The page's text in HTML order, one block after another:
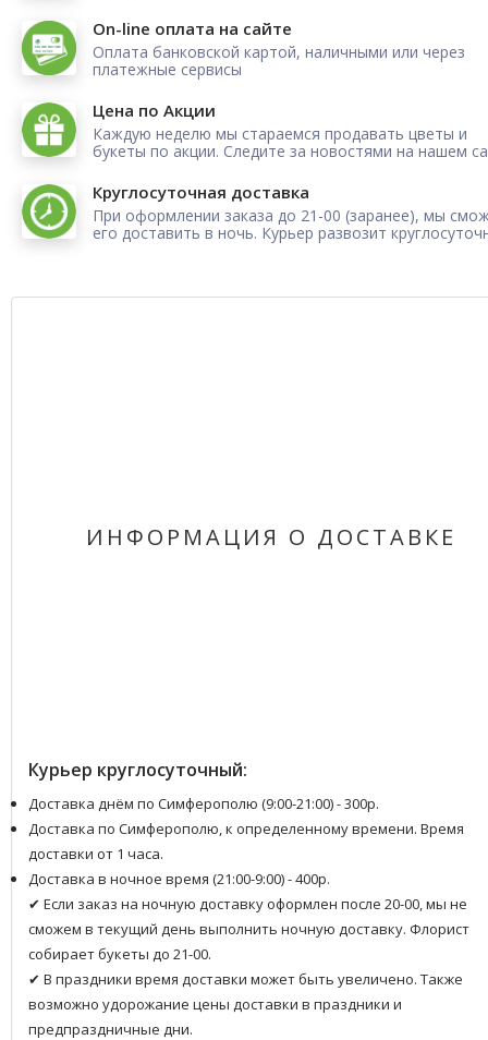
On-line оплата на сайте
Оплата банковской картой, наличными или через
платежные сервисы
Цена по Акции
Каждую неделю мы стараемся продавать цветы и
букеты по акции. Следите за новостями на нашем
Круглосуточная доставка
При оформлении заказа до 21-00 (заранее), мы
его доставить в ночь. Курьер развозит
ИНФОРМАЦИЯ О ДОСТАВКЕ
Курьер круглосуточный:
Доставка днём по Симферополю (9:00-21:00) - 300р.
Доставка по Симферополю, к определенному времени. Время
доставки от 1 часа.
Доставка в ночное время (21:00-9:00) - 400р.
✔ Если заказ на ночную доставку оформлен после 20-00, мы не
сможем в текущий день выполнить ночную доставку. Флорист
собирает букеты до 21-00.
✔ В праздники время доставки может быть увеличено. Также
возможно удорожание цены доставки в праздники и
предпраздничные дни.